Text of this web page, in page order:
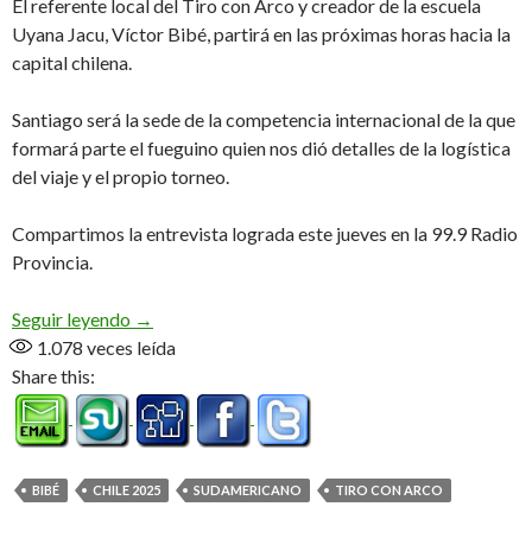
El referente local del Tiro con Arco y creador de la escuela
Uyana Jacu, Víctor Bibé, partirá en las próximas horas hacia la
capital chilena.
Santiago será la sede de la competencia internacional de la que
formará parte el fueguino quien nos dió detalles de la logística
del viaje y el propio torneo.
Compartimos la entrevista lograda este jueves en la 99.9 Radio
Provincia.
Seguir leyendo Rumbo al Sudamericano (Audio)
→
1.078 veces leída
Share this:
BIBÉ CHILE 2025 SUDAMERICANO TIRO CON ARCO